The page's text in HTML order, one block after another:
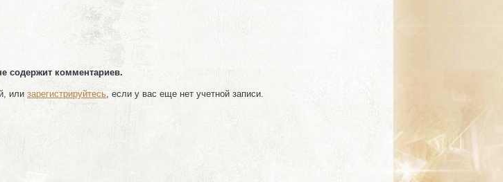
содержит комментариев.
или зарегистрируйтесь , если у вас еще нет учетной записи.